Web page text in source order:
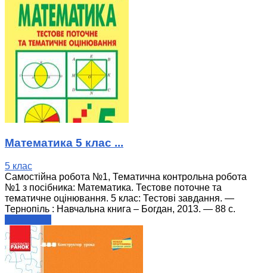
Математика 5 клас ...
5 клас
Самостійна робота №1, Тематична контрольна робота
№1 з посібника: Математика. Тестове поточне та
тематичне оцінювання. 5 клас: Тестові завдання. —
Тернопіль : Навчальна книга – Богдан, 2013. — 88 с.